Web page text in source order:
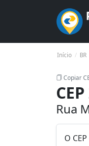
Início BR
Copiar
Rua
O